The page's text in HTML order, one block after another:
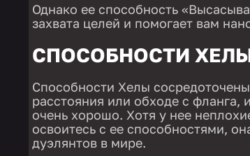
Однако ее способность
захвата целей и помогает вам
СПОСОБНОСТИ ХЕЛЫ
Способности Хелы
расстояния или обходе с фланга,
очень хорошо. Хотя у нее
освоитесь с ее способностями,
дуэлянтов в мире.